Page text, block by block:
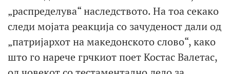
„распределува“ наследството. На тоа секако
следи мојата реакција со зачуденост дали од
„патријархот на македонското слово“, како
што го нарече грчкиот поет Костас Валетас,